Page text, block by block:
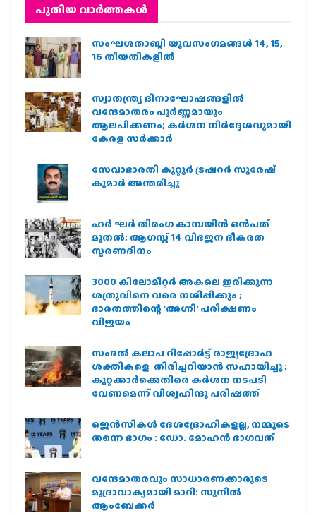
പുതിയ വാര്‍ത്തകള്‍
സംഘശതാബ്ദി യുവസംഗമങ്ങള്‍ 14, 15,
16 തീയതികളില്‍
സ്വാതന്ത്ര്യ ദിനാഘോഷങ്ങളിൽ
വന്ദേമാതരം പൂർണ്ണമായും
ആലപിക്കണം; കർശന നിർദ്ദേശവുമായി
കേരള സർക്കാർ
സേവാഭാരതി കുറ്റൂർ ട്രഷറർ സുരേഷ്
കുമാർ അന്തരിച്ചു
ഹര്‍ ഘര്‍ തിരംഗ കാമ്പയിന്‍ ഒന്‍പത്
മുതല്‍; ആഗസ്ത് 14 വിഭജന ഭീകരത
സ്മരണദിനം
3000 കിലോമീറ്റർ അകലെ ഇരിക്കുന്ന
ശത്രുവിനെ വരെ നശിപ്പിക്കും ;
ഭാരതത്തിന്റെ ‘അഗ്നി’ പരീക്ഷണം
വിജയം
സംഭൽ കലാപ റിപ്പോർട്ട് രാജ്യദ്രോഹ
ശക്തികളെ തിരിച്ചറിയാൻ സഹായിച്ചു ;
കുറ്റക്കാർക്കെതിരെ കർശന നടപടി
വേണമെന്ന് വിശ്വഹിന്ദു പരിഷത്ത്
ജെന്‍സികള്‍ ദേശദ്രോഹികളല്ല, നമ്മുടെ
തന്നെ ഭാഗം : ഡോ. മോഹന്‍ ഭാഗവത്
വന്ദേമാതരവും സാധാരണക്കാരുടെ
മുദ്രാവാക്യമായി മാറി: സുനിൽ
ആംബേക്കർ